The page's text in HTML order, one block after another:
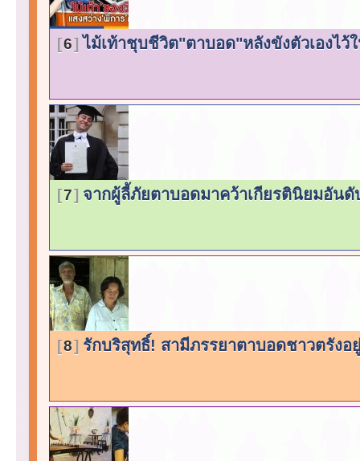
6 ไม้เท้าชุบชีวิต"ตาบอด"หลังขังตัวเองไ
7 จากผู้ลี้ภัยตาบอดมาคว้าเกียรตินิยมอัน
8 รักบริสุทธิ์! สามีภรรยาตาบอดชาวตรัง